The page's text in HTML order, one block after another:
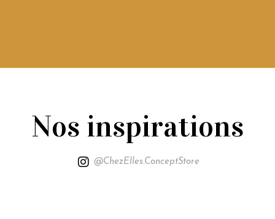
Nos inspirations
@ChezElles.ConceptStore